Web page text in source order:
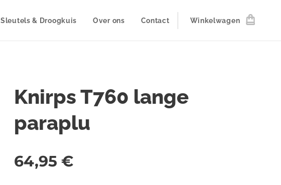
Sleutels & Droogkuis Over ons Contact Winkelwagen
Knirps T760 lange
paraplu
64,95 €